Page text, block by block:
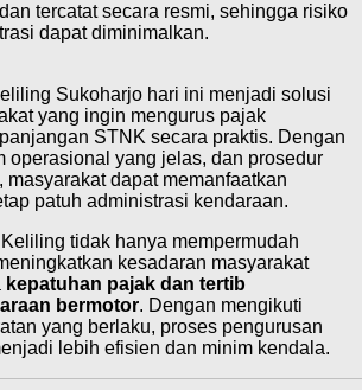
tercatat secara resmi, sehingga risiko
dapat diminimalkan.
Sukoharjo hari ini menjadi solusi
yang ingin mengurus pajak
STNK secara praktis. Dengan
operasional yang jelas, dan prosedur
dapat memanfaatkan
patuh administrasi kendaraan.
tidak hanya mempermudah
kesadaran masyarakat
kepatuhan pajak dan tertib
bermotor. Dengan mengikuti
yang berlaku, proses pengurusan
lebih efisien dan minim kendala.